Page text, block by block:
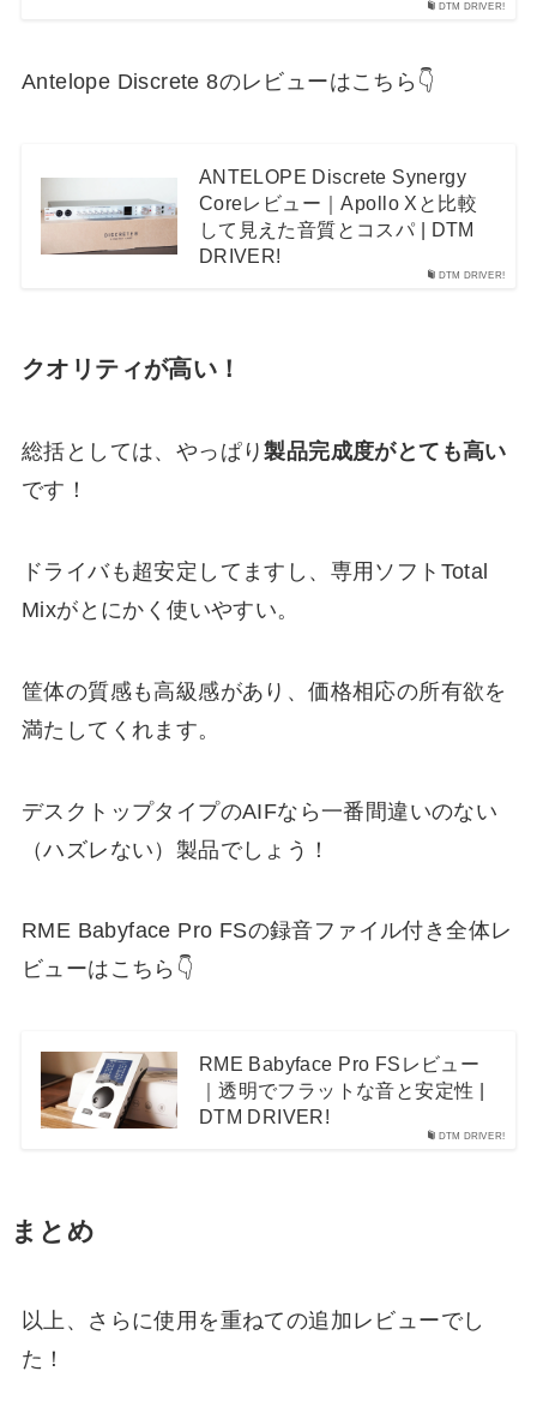
DTM DRIVER!
Antelope Discrete 8のレビューはこちら👇
DTM DRIVER!
ANTELOPE Discrete Synergy
Coreレビュー｜Apollo Xと比較
して見えた音質とコスパ | DTM
DRIVER!
クオリティが高い！
総括としては、やっぱり製品完成度がとても高い
です！
ドライバも超安定してますし、専用ソフトTotal
Mixがとにかく使いやすい。
筐体の質感も高級感があり、価格相応の所有欲を
満たしてくれます。
デスクトップタイプのAIFなら一番間違いのない
（ハズレない）製品でしょう！
RME Babyface Pro FSの録音ファイル付き全体レ
ビューはこちら👇
DTM DRIVER!
RME Babyface Pro FSレビュー
｜透明でフラットな音と安定性 |
DTM DRIVER!
まとめ
以上、さらに使用を重ねての追加レビューでし
た！